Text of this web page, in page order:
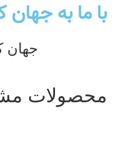
با ما به جهان
جهان
محصولات